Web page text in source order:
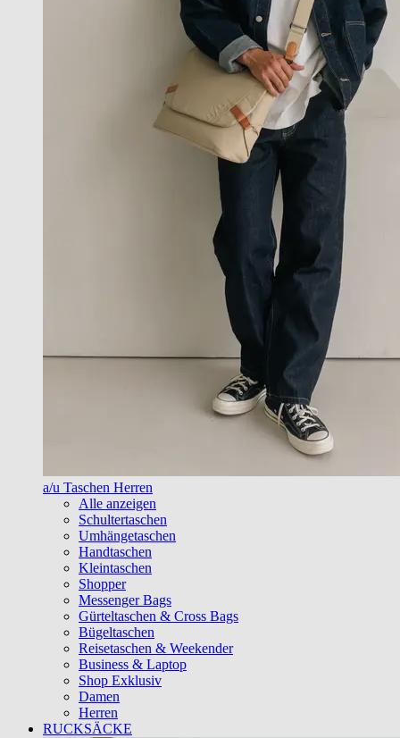
a/u Taschen Herren
Alle anzeigen
Schultertaschen
Umhängetaschen
Handtaschen
Kleintaschen
Shopper
Messenger Bags
Gürteltaschen & Cross Bags
Bügeltaschen
Reisetaschen & Weekender
Business & Laptop
Shop Exklusiv
Damen
Herren
RUCKSÄCKE